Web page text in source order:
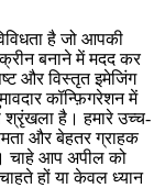
है जो आपकी
बनाने में मदद कर
और विस्तृत इमेजिंग
कॉन्फ़िगरेशन में
श्रृंखला है। हमारे उच्च-
और बेहतर ग्राहक
चाहे आप अपील को
हों या केवल ध्यान